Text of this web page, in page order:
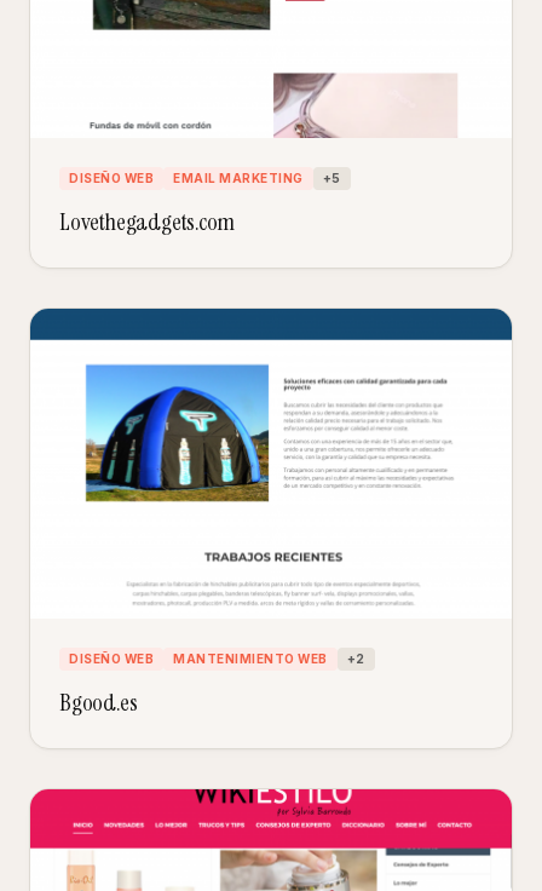
DISEÑO WEB EMAIL MARKETING +5
Lovethegadgets.com
DISEÑO WEB MANTENIMIENTO WEB +2
Bgood.es